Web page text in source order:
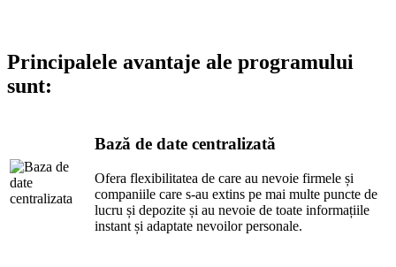
Principalele avantaje ale programului
sunt:
Bază de date centralizată
Ofera flexibilitatea de care au nevoie firmele și
companiile care s-au extins pe mai multe puncte de
lucru și depozite și au nevoie de toate informațiile
instant și adaptate nevoilor personale.